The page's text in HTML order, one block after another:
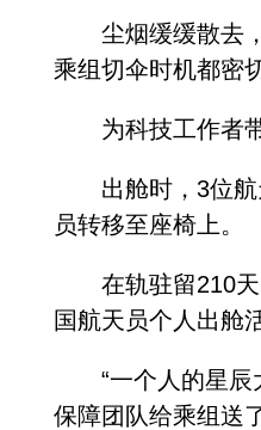
尘烟缓缓散去，
乘组切伞时机都密
为科技工作者带
出舱时，3位航天
员转移至座椅上。
在轨驻留210天
国航天员个人出舱
“一个人的星辰大
保障团队给乘组送